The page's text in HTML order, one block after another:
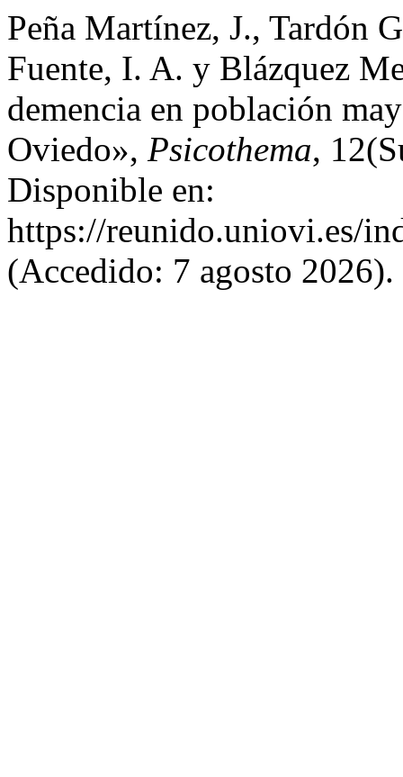
Peña Martínez, J., Tardón
Fuente, I. A. y Blázquez
demencia en población
Oviedo», Psicothema,
Disponible en:
https://reunido.uniovi.es/
(Accedido: 7 agosto 2026).